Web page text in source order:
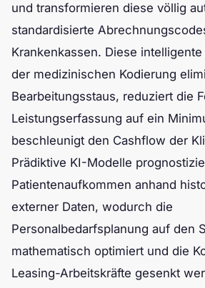
und transformieren diese völlig
standardisierte
Krankenkassen. Diese
der medizinischen Kodierung
Bearbeitungsstaus, reduziert die
Leistungserfassung auf ein
beschleunigt den Cashflow der
Prädiktive KI-Modelle
Patientenaufkommen anhand
externer Daten, wodurch die
Personalbedarfsplanung auf den
mathematisch optimiert und die
Leasing-Arbeitskräfte gesenkt